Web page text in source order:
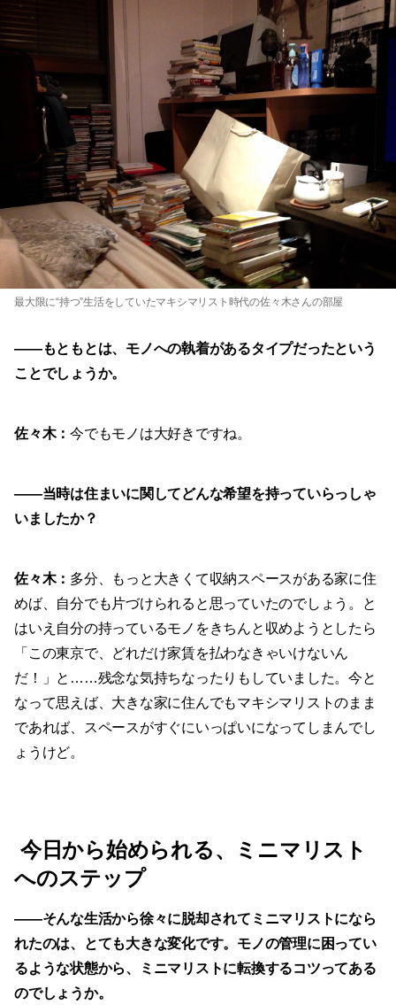
最大限に“持つ”生活をしていたマキシマリスト時代の佐々木さんの部屋
——もともとは、モノへの執着があるタイプだったという
ことでしょうか。
佐々木：今でもモノは大好きですね。
——当時は住まいに関してどんな希望を持っていらっしゃ
いましたか？
佐々木： 多分、もっと大きくて収納スペースがある家に住
めば、自分でも片づけられると思っていたのでしょう。と
はいえ自分の持っているモノをきちんと収めようとしたら
「この東京で、どれだけ家賃を払わなきゃいけないん
だ！」と……残念な気持ちなったりもしていました。今と
なって思えば、大きな家に住んでもマキシマリストのまま
であれば、スペースがすぐにいっぱいになってしまんでし
ょうけど。
今日から始められる、ミニマリスト
へのステップ
——そんな生活から徐々に脱却されてミニマリストになら
れたのは、とても大きな変化です。モノの管理に困ってい
るような状態から、ミニマリストに転換するコツってある
のでしょうか。